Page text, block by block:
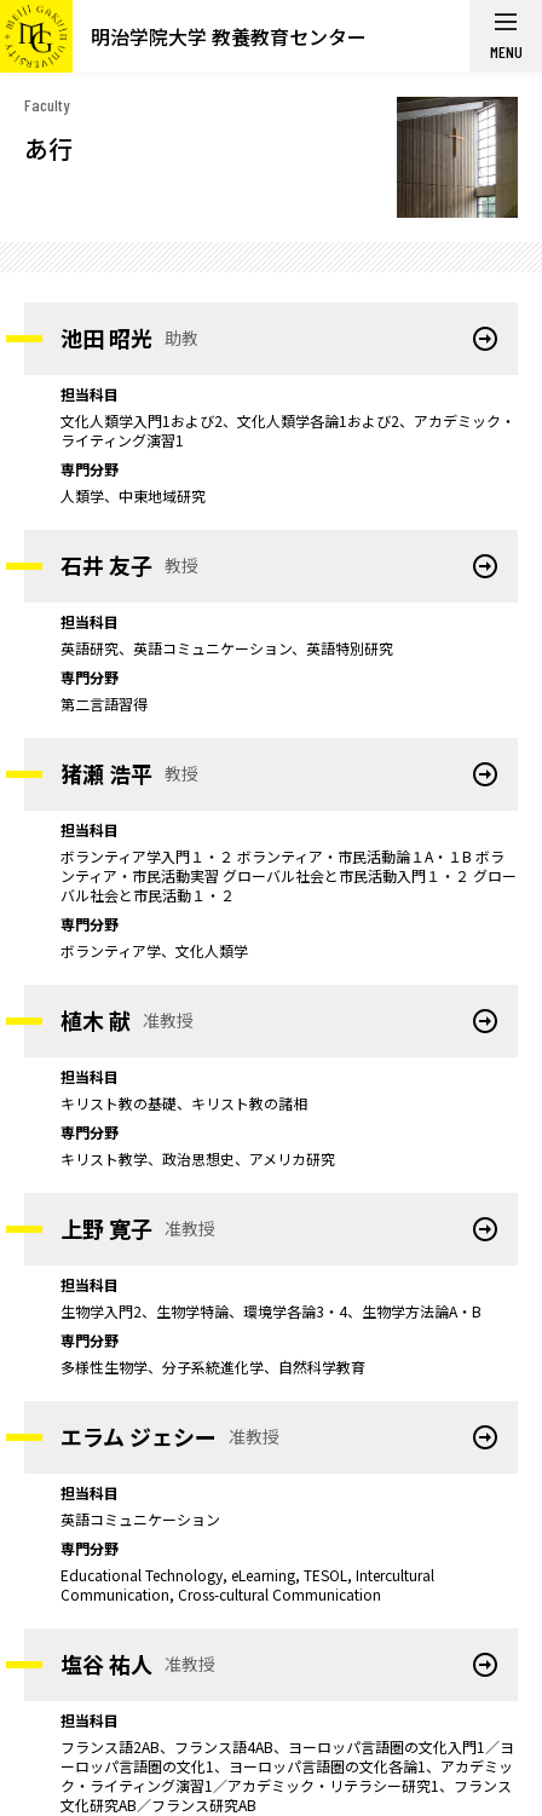
明治学院大学 教養教育センター MENU
Faculty
あ行
池田 昭光 助教
担当科目
文化人類学入門1および2、文化人類学各論1および2、アカデミック・
ライティング演習1
専門分野
人類学、中東地域研究
石井 友子 教授
担当科目
英語研究、英語コミュニケーション、英語特別研究
専門分野
第二言語習得
猪瀬 浩平 教授
担当科目
ボランティア学入門１・２ ボランティア・市民活動論１A・１B ボラ
ンティア・市民活動実習 グローバル社会と市民活動入門１・２ グロー
バル社会と市民活動１・２
専門分野
ボランティア学、文化人類学
植木 献 准教授
担当科目
キリスト教の基礎、キリスト教の諸相
専門分野
キリスト教学、政治思想史、アメリカ研究
上野 寛子 准教授
担当科目
生物学入門2、生物学特論、環境学各論3・4、生物学方法論A・B
専門分野
多様性生物学、分子系統進化学、自然科学教育
エラム ジェシー 准教授
担当科目
英語コミュニケーション
専門分野
Educational Technology, eLearning, TESOL, Intercultural
Communication, Cross-cultural Communication
塩谷 祐人 准教授
担当科目
フランス語2AB、フランス語4AB、ヨーロッパ言語圏の文化入門1／ヨ
ーロッパ言語圏の文化1、ヨーロッパ言語圏の文化各論1、アカデミッ
ク・ライティング演習1／アカデミック・リテラシー研究1、フランス
文化研究AB／フランス研究AB